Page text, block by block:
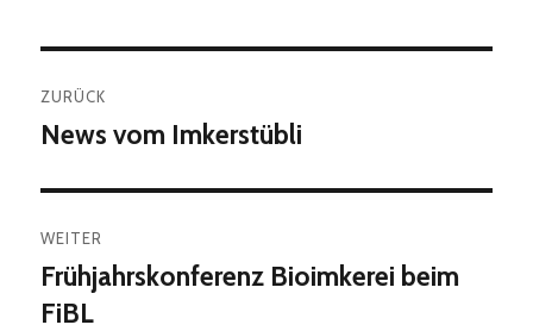
ZURÜCK
Vorheriger
News vom Imkerstübli
WEITER
Nächster
Beitrag:
Frühjahrskonferenz Bioimkerei beim
FiBL